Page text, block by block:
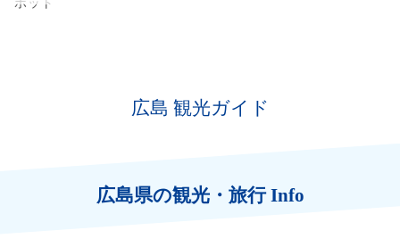
広島 観光ガイド
広島県の観光・旅行 Info